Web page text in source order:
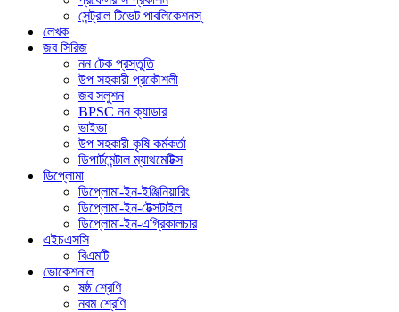
সেন্ট্রাল টিভেট পাবলিকেশনস্
লেখক
জব সিরিজ
নন টেক প্রস্তুতি
উপ সহকারী প্রকৌশলী
জব সলুশন
BPSC নন ক্যাডার
ভাইভা
উপ সহকারী কৃষি কর্মকর্তা
ডিপার্টমেন্টাল ম্যাথমেটিক্স
ডিপ্লোমা
ডিপ্লোমা-ইন-ইঞ্জিনিয়ারিং
ডিপ্লোমা-ইন-টেক্সটাইল
ডিপ্লোমা-ইন-এগ্রিকালচার
এইচএসসি
বিএমটি
ভোকেশনাল
ষষ্ঠ শ্রেণি
নবম শ্রেণি